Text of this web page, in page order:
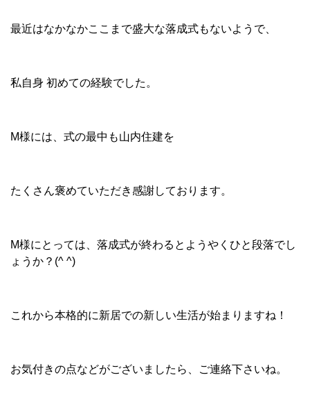
最近はなかなかここまで盛大な落成式もないようで、
私自身 初めての経験でした。
M様には、式の最中も山内住建を
たくさん褒めていただき感謝しております。
M様にとっては、落成式が終わるとようやくひと段落でし
ょうか？(^ ^)
これから本格的に新居での新しい生活が始まりますね！
お気付きの点などがございましたら、ご連絡下さいね。